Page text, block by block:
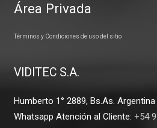
Área Privada
Términos y Condiciones de uso del sitio
VIDITEC S.A.
Humberto 1° 2889, Bs.As. Argentina
Whatsapp Atención al Cliente: +54